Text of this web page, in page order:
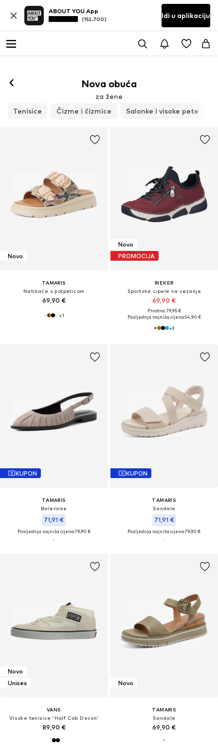
ABOUT YOU App
(152.700) Idi u aplikaciju
Nova obuća
za žene
Tenisice
Čizme i čizmice Salonke i visoke pete
Novo
TAMARIS
Natikače s potpeticom
69,90 €
+1
Novo
PROMOCIJA
RIEKER
Sportske cipele na vezanje
69,90 €
Prvotno: 79,95 €
Posljednja najniža cijena:54,90 €
+3
KUPON
TAMARIS
Balerinke
71,91 €
Posljednja najniža cijena:79,90 €
KUPON
TAMARIS
Sandale
71,91 €
Posljednja najniža cijena:79,90 €
Novo
Unisex
VANS
Visoke tenisice 'Half Cab Decon'
89,90 €
Novo
TAMARIS
Sandale
69,90 €